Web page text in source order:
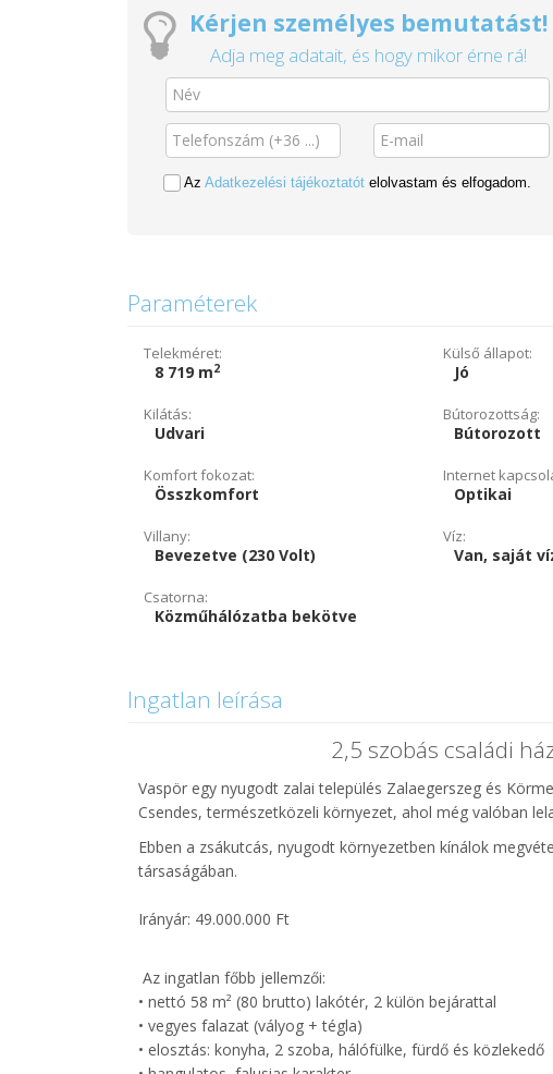
Kérjen személyes bemutatást!
Adja meg adatait, és hogy mikor érne rá!
Az Adatkezelési tájékoztatót elolvastam és elfogadom.
Paraméterek
Telekméret:
8 719 m2
Külső állapot:
Jó
Kilátás:
Udvari
Bútorozottság:
Bútorozott
Komfort fokozat:
Összkomfort
Internet
Optikai
Villany:
Bevezetve (230 Volt)
Víz:
Van, saját
Csatorna:
Közműhálózatba bekötve
Ingatlan leírása
2,5 szobás családi
Vaspör egy nyugodt zalai település Zalaegerszeg és
Csendes, természetközeli környezet, ahol még valóban
Ebben a zsákutcás, nyugodt környezetben kínálok
társaságában.
Irányár: 49.000.000 Ft
Az ingatlan főbb jellemzői:
• nettó 58 m² (80 brutto) lakótér, 2 külön bejárattal
• vegyes falazat (vályog + tégla)
• elosztás: konyha, 2 szoba, hálófülke, fürdő és közlekedő